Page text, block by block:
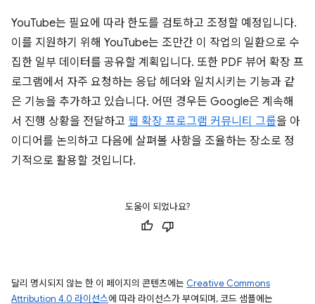
YouTube는 필요에 따라 한도를 검토하고 조정할 예정입니다.
이를 지원하기 위해 YouTube는 조만간 이 작업의 일환으로 수
집한 일부 데이터를 공유할 계획입니다. 또한 PDF 뷰어 확장 프
로그램에서 자주 요청하는 응답 헤더와 일치시키는 기능과 같
은 기능을 추가하고 있습니다. 어떤 경우든 Google은 계속해
서 진행 상황을 전달하고 웹 확장 프로그램 커뮤니티 그룹을 아
이디어를 논의하고 다음에 살펴볼 사항을 조율하는 장소로 정
기적으로 활용할 것입니다.
도움이 되었나요?
달리 명시되지 않는 한 이 페이지의 콘텐츠에는 Creative Commons
Attribution 4.0 라이선스에 따라 라이선스가 부여되며, 코드 샘플에는